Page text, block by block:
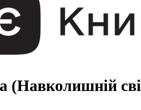
(Навколишній